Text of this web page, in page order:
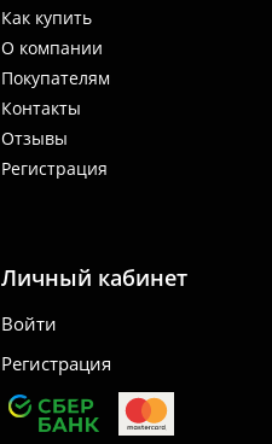
Как купить
О компании
Покупателям
Контакты
Отзывы
Регистрация
Личный кабинет
Войти
Регистрация